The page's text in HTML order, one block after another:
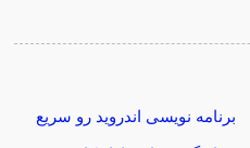
برنامه نویسی اندروید رو سریع